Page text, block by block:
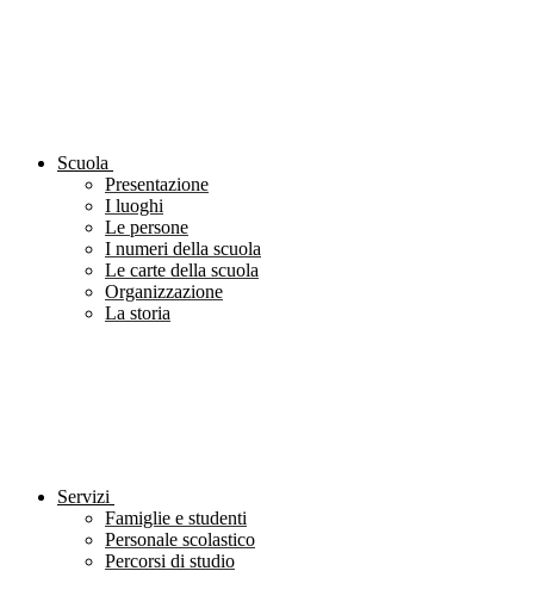
Scuola
Presentazione
I luoghi
Le persone
I numeri della scuola
Le carte della scuola
Organizzazione
La storia
Servizi
Famiglie e studenti
Personale scolastico
Percorsi di studio